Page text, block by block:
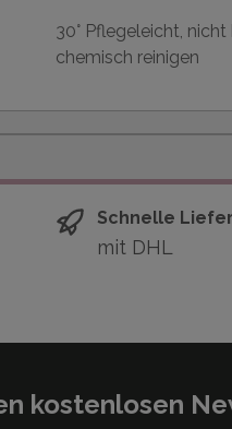
30° Pflegeleicht,
chemisch reinigen
Schnelle
mit DHL
kostenlosen